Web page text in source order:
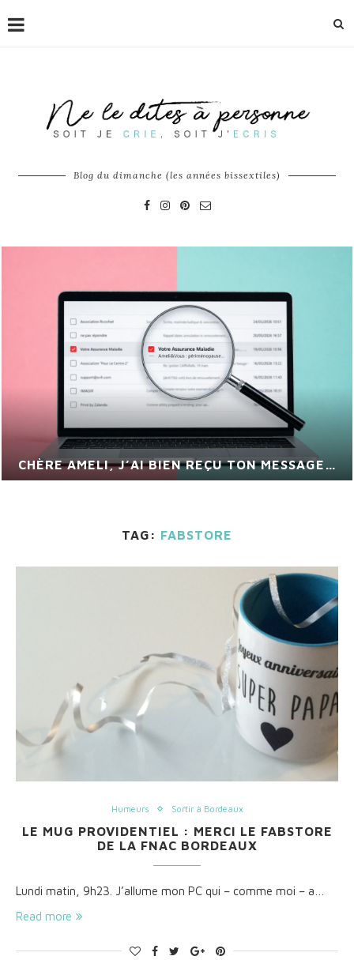
Blog du dimanche (les années bissextiles)
CHÈRE AMELI, J’AI BIEN REÇU TON MESSAGE…
TAG: FABSTORE
Humeurs Sortir à Bordeaux
LE MUG PROVIDENTIEL : MERCI LE FABSTORE
DE LA FNAC BORDEAUX
Lundi matin, 9h23. J’allume mon PC qui – comme moi – a…
Read more